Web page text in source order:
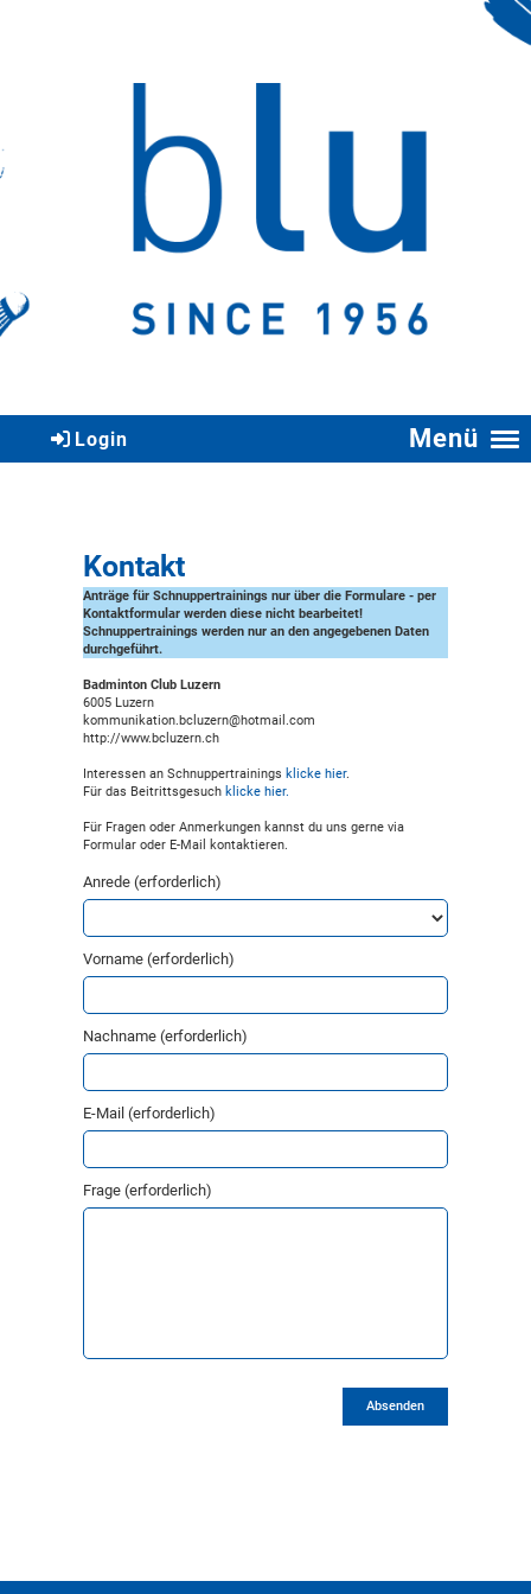
Menü
Login
Kontakt
Anträge für Schnuppertrainings nur über die Formulare - per
Kontaktformular werden diese nicht bearbeitet!
Schnuppertrainings werden nur an den angegebenen Daten
durchgeführt.
Badminton Club Luzern
6005 Luzern
kommunikation.bcluzern@hotmail.com
http://www.bcluzern.ch
Interessen an Schnuppertrainings klicke hier.
Für das Beitrittsgesuch klicke hier.
Für Fragen oder Anmerkungen kannst du uns gerne via
Formular oder E-Mail kontaktieren.
Anrede (erforderlich)
Vorname (erforderlich)
Nachname (erforderlich)
E-Mail (erforderlich)
Frage (erforderlich)